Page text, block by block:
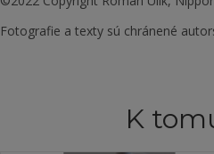
Fotografie a texty sú chránené
K